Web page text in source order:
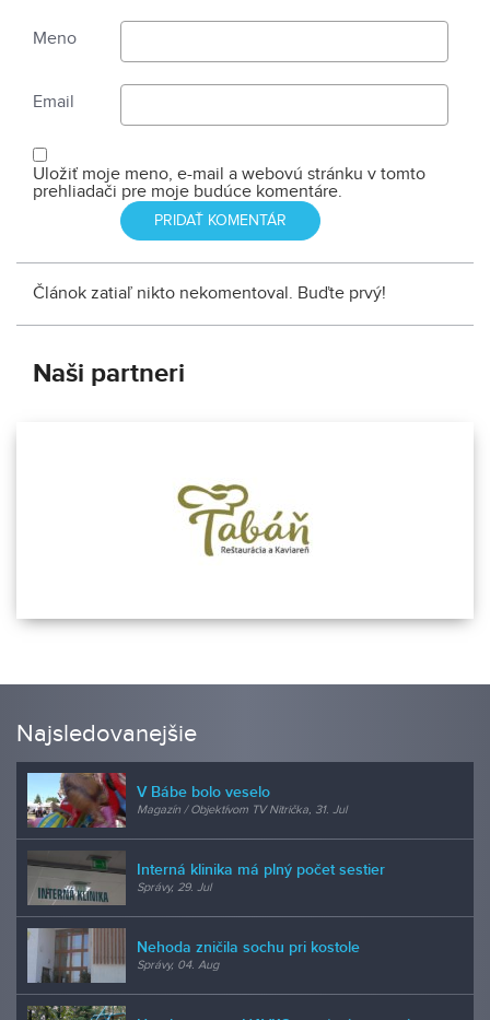
Meno
Email
Uložiť moje meno, e-mail a webovú stránku v tomto
prehliadači pre moje budúce komentáre.
Článok zatiaľ nikto nekomentoval. Buďte prvý!
Naši partneri
Najsledovanejšie
V Bábe bolo veselo
Magazín / Objektívom TV Nitrička, 31. Jul
Interná klinika má plný počet sestier
Správy, 29. Jul
Nehoda zničila sochu pri kostole
Správy, 04. Aug